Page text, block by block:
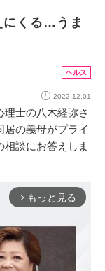
にくる…うま
ヘルス
2022.12.01
理士の八木経弥さ
居の義母がプライ
談にお答えしま
arrow_forward_ios もっと見る